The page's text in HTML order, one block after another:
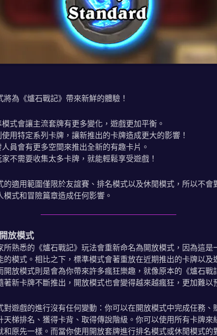
將為《爐石戰記》帶來新鮮的體驗！
模式會讓主流套牌有更多變化，遊戲更加平衡。
使用特定系列卡牌，讓新推出的卡牌造成更大的影響！
人員會有更多空間來推出全新的有趣卡片。
家不需要收集太多卡牌，就能輕鬆享受遊戲！
的適用範圍僅限於友誼賽、排名模式以及休閒模式，所以不會
模式和冒險篇章造成任何影響。
放模式
所熟悉的《爐石戰記》玩法會重新命名為開放模式，因為這是
的模式。相比之下，標準模式會著重放在近期推出的卡牌以及
開放模式則是會為你帶來許多瘋狂樂趣，就像原本的《爐石戰
著新卡牌不斷推出，開放模式也會變得越來越瘋狂，更加難以
對遊戲的進行沒有任何變動：你可以在開放模式中完成任務、
天梯排名、獲得卡背、取得傳說階級。你可以使用所有卡牌來
和原先一樣。而當你使用開放套牌進行排名模式或休閒模式的